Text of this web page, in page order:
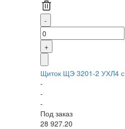
Щиток ЩЭ 3201-2 УХЛ4
-
-
-
Под заказ
28 927.20